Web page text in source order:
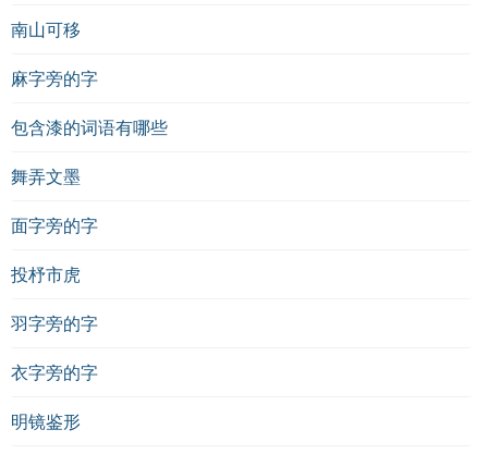
南山可移
麻字旁的字
包含漆的词语有哪些
舞弄文墨
面字旁的字
投杼市虎
羽字旁的字
衣字旁的字
明镜鉴形